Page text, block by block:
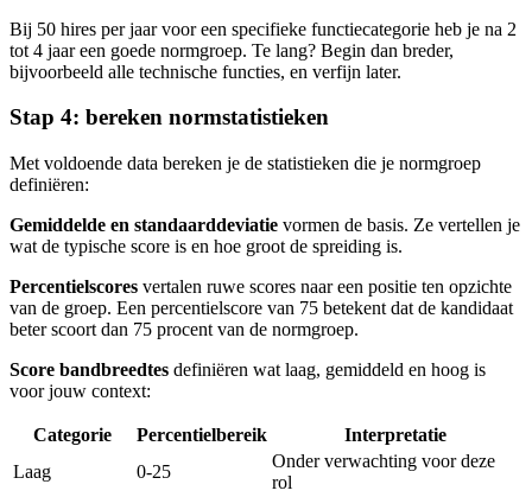
Bij 50 hires per jaar voor een specifieke functiecategorie heb je na 2
tot 4 jaar een goede normgroep. Te lang? Begin dan breder,
bijvoorbeeld alle technische functies, en verfijn later.
Stap 4: bereken normstatistieken
Met voldoende data bereken je de statistieken die je normgroep
definiëren:
Gemiddelde en standaarddeviatie vormen de basis. Ze vertellen je
wat de typische score is en hoe groot de spreiding is.
Percentielscores vertalen ruwe scores naar een positie ten opzichte
van de groep. Een percentielscore van 75 betekent dat de kandidaat
beter scoort dan 75 procent van de normgroep.
Score bandbreedtes definiëren wat laag, gemiddeld en hoog is
voor jouw context:
Categorie Percentielbereik
Interpretatie
Laag
0-25
Onder verwachting voor deze
rol